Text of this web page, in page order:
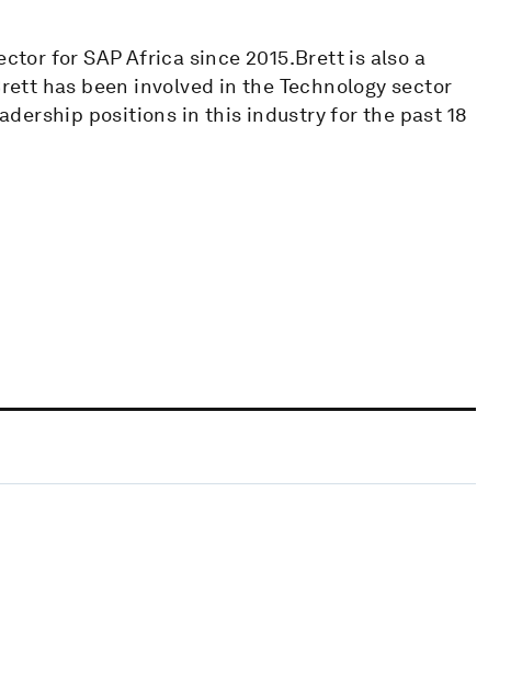
for SAP Africa since 2015.Brett is also a
has been involved in the Technology sector
positions in this industry for the past 18